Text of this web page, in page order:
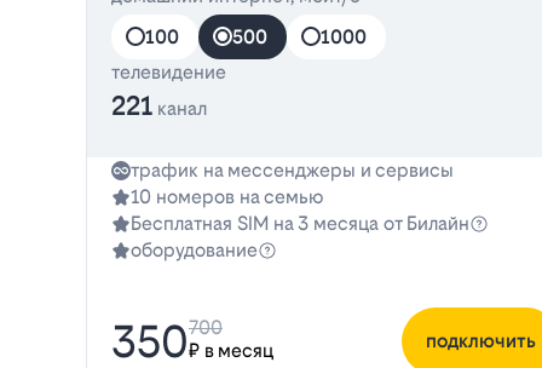
100
500
1000
телевидение
221 канал
трафик на мессенджеры и сервисы
10 номеров на семью
Бесплатная SIM на 3 месяца от Билайн
оборудование
350₽ в месяц
700
подключить